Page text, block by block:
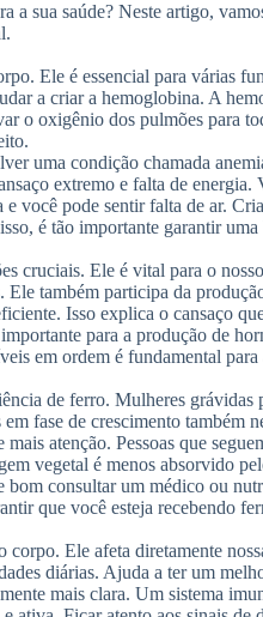
a sua saúde? Neste artigo,
Ele é essencial para várias
a criar a hemoglobina. A
o oxigênio dos pulmões para
uma condição chamada
extremo e falta de energia.
você pode sentir falta de ar.
é tão importante garantir uma
cruciais. Ele é vital para o
também participa da
Isso explica o cansaço
para a produção de
em ordem é fundamental
de ferro. Mulheres grávidas
fase de crescimento também
atenção. Pessoas que
vegetal é menos absorvido
consultar um médico ou
que você esteja recebendo
Ele afeta diretamente
diárias. Ajuda a ter um
mais clara. Um sistema